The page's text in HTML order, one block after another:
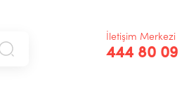
İletişim Merkezi
444 80 09